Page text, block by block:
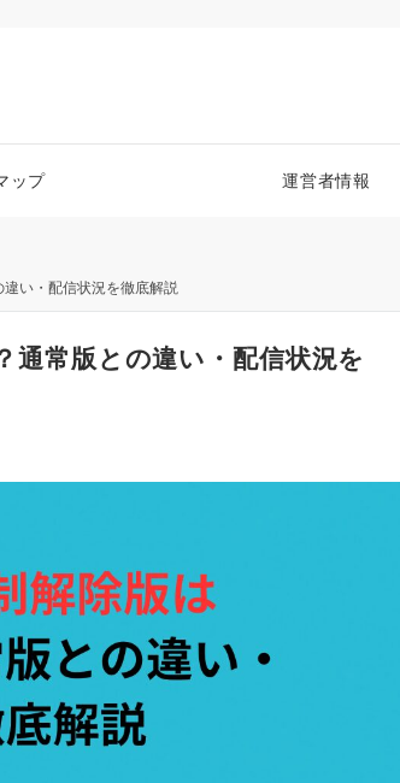
ップ 運営者情報
違い・配信状況を徹底解説
通常版との違い・配信状況を